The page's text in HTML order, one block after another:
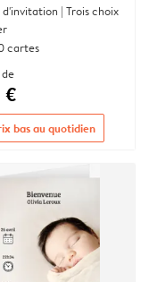
| Trois choix
cartes
€
bas au quotidien